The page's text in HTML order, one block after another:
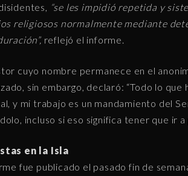
“se les impidió repetida y
religiosos normalmente mediante
reflejó el informe.
cuyo nombre permanece en el
sin embargo, declaró: “Todo lo que
y mi trabajo es un mandamiento del
incluso si eso significa tener que ir a
en la Isla
fue publicado el pasado fin de